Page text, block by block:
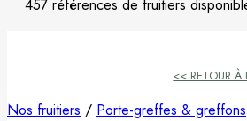
Pommier
457 références de fruitiers
Nos fruitiers / Porte-greffes & greffons
<< RETOUR À